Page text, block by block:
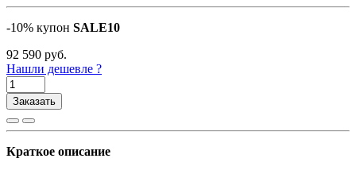
-10% купон SALE10
92 590 руб.
Нашли дешевле ?
Заказать
Краткое описание